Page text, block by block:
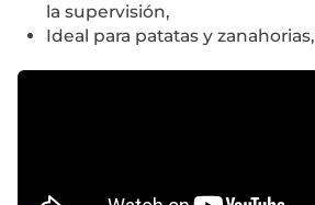
la supervisión,
Ideal para patatas y zanahorias,